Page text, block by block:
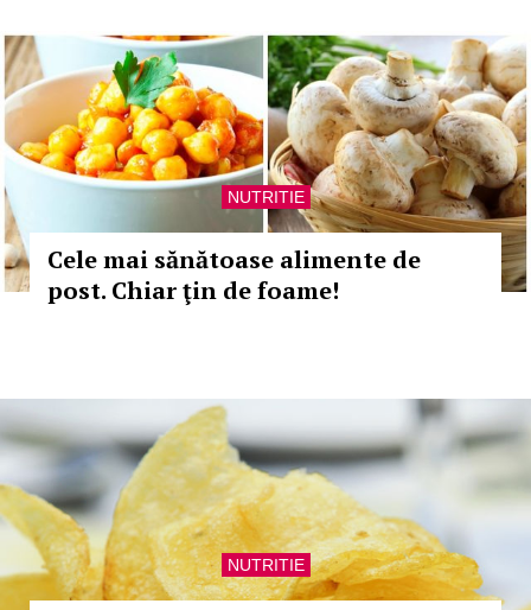
NUTRITIE
Cele mai sănătoase alimente de
post. Chiar ţin de foame!
NUTRITIE